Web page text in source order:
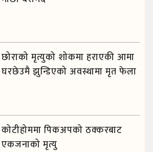
छोराको मृत्युको शोकमा हराएकी आमा
घरछेउमै झुन्डिएको अवस्थामा मृत फेला
कोटीहोममा पिकअपको ठक्करबाट
एकजनाको मृत्यु